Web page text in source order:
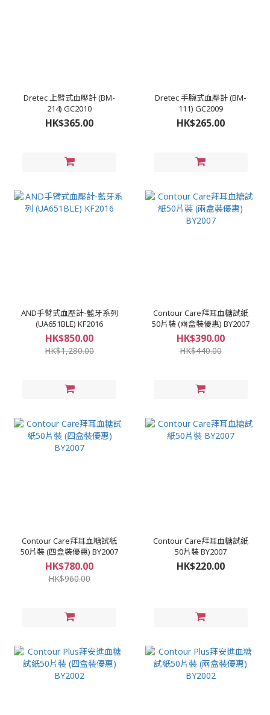
Dretec 上臂式血壓計 (BM-
214) GC2010
HK$365.00
Dretec 手腕式血壓計 (BM-
111) GC2009
HK$265.00
AND手臂式血壓計-藍牙系列
(UA651BLE) KF2016
HK$850.00
HK$1,280.00
Contour Care拜耳血糖試紙
50片裝 (兩盒裝優惠) BY2007
HK$390.00
HK$440.00
Contour Care拜耳血糖試紙
50片裝 (四盒裝優惠) BY2007
HK$780.00
HK$960.00
Contour Care拜耳血糖試紙
50片裝 BY2007
HK$220.00